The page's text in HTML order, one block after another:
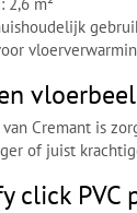
Cremant is
of juist
click PVC